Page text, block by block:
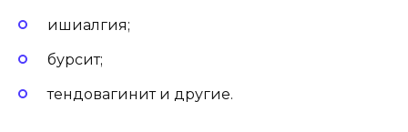
ишиалгия;
бурсит;
тендовагинит и другие.